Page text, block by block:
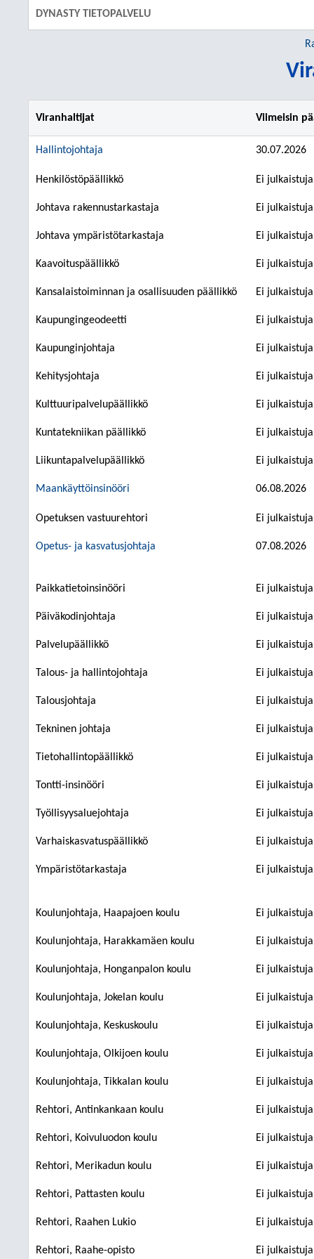
DYNASTY TIETOPALVELU
Viranhaltijat Viimeisin
Hallintojohtaja 30.07.2026
Henkilöstöpäällikkö Ei
Johtava rakennustarkastaja Ei
Johtava ympäristötarkastaja Ei
Kaavoituspäällikkö Ei
Kansalaistoiminnan ja osallisuuden päällikkö Ei
Kaupungingeodeetti Ei
Kaupunginjohtaja Ei
Kehitysjohtaja Ei
Kulttuuripalvelupäällikkö Ei
Kuntatekniikan päällikkö Ei
Liikuntapalvelupäällikkö Ei
Maankäyttöinsinööri 06.08.2026
Opetuksen vastuurehtori Ei
Opetus- ja kasvatusjohtaja 07.08.2026
Paikkatietoinsinööri Ei
Päiväkodinjohtaja Ei
Palvelupäällikkö Ei
Talous- ja hallintojohtaja Ei
Talousjohtaja Ei
Tekninen johtaja Ei
Tietohallintopäällikkö Ei
Tontti-insinööri Ei
Työllisyysaluejohtaja Ei
Varhaiskasvatuspäällikkö Ei
Ympäristötarkastaja Ei
Koulunjohtaja, Haapajoen koulu Ei
Koulunjohtaja, Harakkamäen koulu Ei
Koulunjohtaja, Honganpalon koulu Ei
Koulunjohtaja, Jokelan koulu Ei
Koulunjohtaja, Keskuskoulu Ei
Koulunjohtaja, Olkijoen koulu Ei
Koulunjohtaja, Tikkalan koulu Ei
Rehtori, Antinkankaan koulu Ei
Rehtori, Koivuluodon koulu Ei
Rehtori, Merikadun koulu Ei
Rehtori, Pattasten koulu Ei
Rehtori, Raahen Lukio Ei
Rehtori, Raahe-opisto Ei